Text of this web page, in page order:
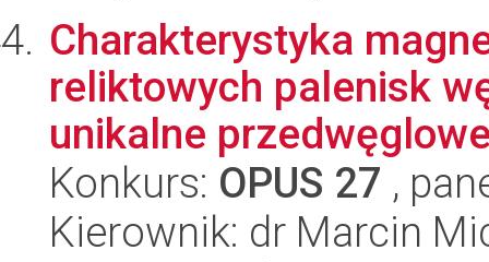
Charakterystyka
reliktowych palenisk
unikalne
Konkurs: OPUS 27 ,
Kierownik: dr Marcin